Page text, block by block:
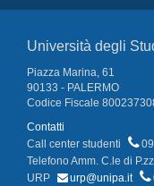
Università degli
Piazza Marina, 61
90133 - PALERMO
Codice Fiscale
Contatti
Call center studenti
Telefono Amm. C.le di
URP
urp@unipa.it